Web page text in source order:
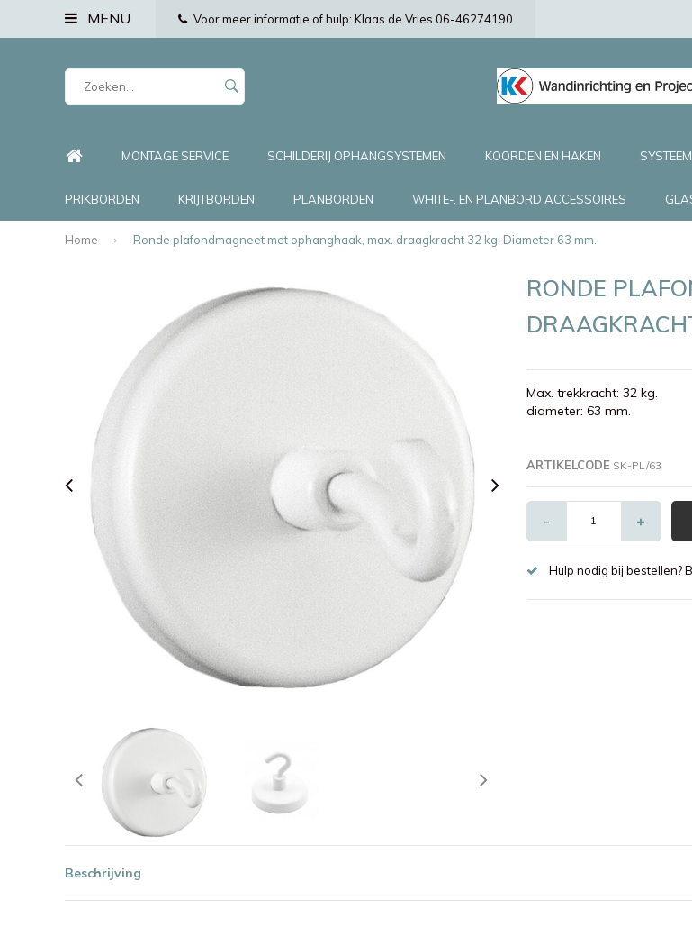
MENU Voor meer informatie of hulp: Klaas de Vries 06-46274190
MONTAGE SERVICE SCHILDERIJ OPHANGSYSTEMEN KOORDEN EN HAKEN
PRIKBORDEN KRIJTBORDEN PLANBORDEN WHITE-, EN PLANBORD ACCESSOIRES
Home Ronde plafondmagneet met ophanghaak, max. draagkracht 32 kg. Diameter 63 mm.
RONDE
Max. trekkracht: 32 kg.
diameter: 63 mm.
ARTIKELCODE SK-PL/63
- +
Hulp nodig bij bestellen?
Beschrijving